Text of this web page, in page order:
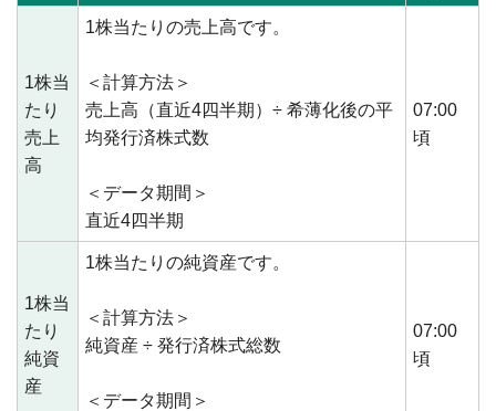
1株当
たり
売上
高
1株当たりの売上高です。
＜計算方法＞
売上高（直近4四半期）÷ 希薄化後の平
均発行済株式数
＜データ期間＞
直近4四半期
07:00
頃
1株当
たり
純資
産
1株当たりの純資産です。
＜計算方法＞
純資産 ÷ 発行済株式総数
＜データ期間＞
07:00
頃